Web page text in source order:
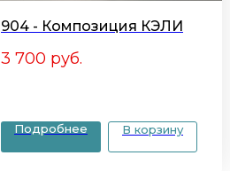
904 - Композиция КЭЛИ
3 700 руб.
Подробнее В корзину